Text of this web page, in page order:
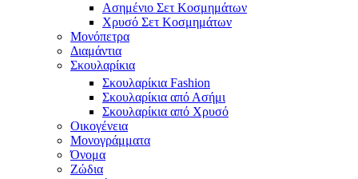
Ασημένιο Σετ Κοσμημάτων
Χρυσό Σετ Κοσμημάτων
Μονόπετρα
Διαμάντια
Σκουλαρίκια
Σκουλαρίκια Fashion
Σκουλαρίκια από Ασήμι
Σκουλαρίκια από Χρυσό
Οικογένεια
Μονογράμματα
Όνομα
Ζώδια